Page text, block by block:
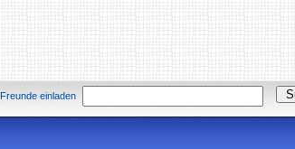
Freunde einladen